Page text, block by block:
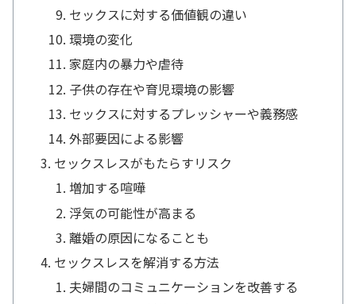
セックスに対する価値観の違い
環境の変化
家庭内の暴力や虐待
子供の存在や育児環境の影響
セックスに対するプレッシャーや義務感
外部要因による影響
セックスレスがもたらすリスク
増加する喧嘩
浮気の可能性が高まる
離婚の原因になることも
セックスレスを解消する方法
夫婦間のコミュニケーションを改善する